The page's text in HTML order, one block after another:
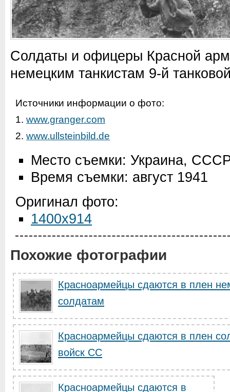
Солдаты и офицеры Красной
немецким танкистам 9-й
Источники информации о фото:
1. www.granger.com
2. www.ullsteinbild.de
Место съемки: Украина,
Время съемки: август 1941
Оригинал фото:
1400x914
Похожие фотографии
Красноармейцы сдаются в плен
солдатам
Красноармейцы сдаются в плен
войск СС
Красноармейцы сдаются в